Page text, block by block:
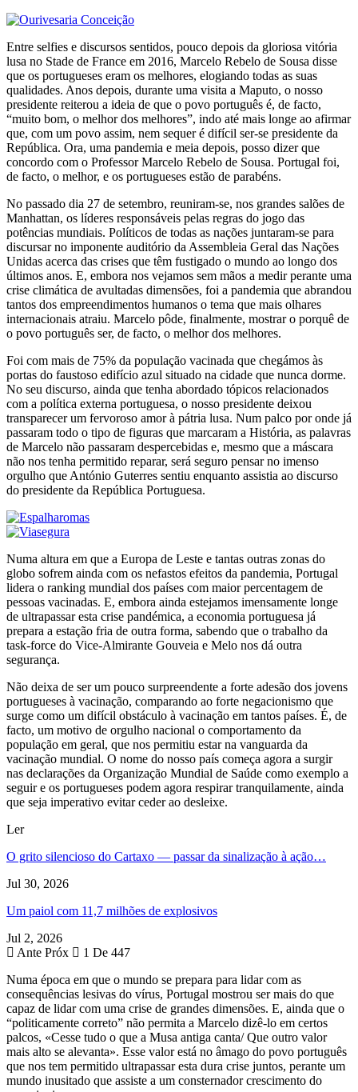
Entre selfies e discursos sentidos, pouco depois da gloriosa vitória
lusa no Stade de France em 2016, Marcelo Rebelo de Sousa disse
que os portugueses eram os melhores, elogiando todas as suas
qualidades. Anos depois, durante uma visita a Maputo, o nosso
presidente reiterou a ideia de que o povo português é, de facto,
“muito bom, o melhor dos melhores”, indo até mais longe ao afirmar
que, com um povo assim, nem sequer é difícil ser-se presidente da
República. Ora, uma pandemia e meia depois, posso dizer que
concordo com o Professor Marcelo Rebelo de Sousa. Portugal foi,
de facto, o melhor, e os portugueses estão de parabéns.
No passado dia 27 de setembro, reuniram-se, nos grandes salões de
Manhattan, os líderes responsáveis pelas regras do jogo das
potências mundiais. Políticos de todas as nações juntaram-se para
discursar no imponente auditório da Assembleia Geral das Nações
Unidas acerca das crises que têm fustigado o mundo ao longo dos
últimos anos. E, embora nos vejamos sem mãos a medir perante uma
crise climática de avultadas dimensões, foi a pandemia que abrandou
tantos dos empreendimentos humanos o tema que mais olhares
internacionais atraiu. Marcelo pôde, finalmente, mostrar o porquê de
o povo português ser, de facto, o melhor dos melhores.
Foi com mais de 75% da população vacinada que chegámos às
portas do faustoso edifício azul situado na cidade que nunca dorme.
No seu discurso, ainda que tenha abordado tópicos relacionados
com a política externa portuguesa, o nosso presidente deixou
transparecer um fervoroso amor à pátria lusa. Num palco por onde já
passaram todo o tipo de figuras que marcaram a História, as palavras
de Marcelo não passaram despercebidas e, mesmo que a máscara
não nos tenha permitido reparar, será seguro pensar no imenso
orgulho que António Guterres sentiu enquanto assistia ao discurso
do presidente da República Portuguesa.
Numa altura em que a Europa de Leste e tantas outras zonas do
globo sofrem ainda com os nefastos efeitos da pandemia, Portugal
lidera o ranking mundial dos países com maior percentagem de
pessoas vacinadas. E, embora ainda estejamos imensamente longe
de ultrapassar esta crise pandémica, a economia portuguesa já
prepara a estação fria de outra forma, sabendo que o trabalho da
task-force do Vice-Almirante Gouveia e Melo nos dá outra
segurança.
Não deixa de ser um pouco surpreendente a forte adesão dos jovens
portugueses à vacinação, comparando ao forte negacionismo que
surge como um difícil obstáculo à vacinação em tantos países. É, de
facto, um motivo de orgulho nacional o comportamento da
população em geral, que nos permitiu estar na vanguarda da
vacinação mundial. O nome do nosso país começa agora a surgir
nas declarações da Organização Mundial de Saúde como exemplo a
seguir e os portugueses podem agora respirar tranquilamente, ainda
que seja imperativo evitar ceder ao desleixe.
Ler
O grito silencioso do Cartaxo — passar da sinalização à ação…
Jul 30, 2026
Um paiol com 11,7 milhões de explosivos
Jul 2, 2026
Ante Próx
1 De 447
Numa época em que o mundo se prepara para lidar com as
consequências lesivas do vírus, Portugal mostrou ser mais do que
capaz de lidar com uma crise de grandes dimensões. E, ainda que o
“politicamente correto” não permita a Marcelo dizê-lo em certos
palcos, «Cesse tudo o que a Musa antiga canta/ Que outro valor
mais alto se alevanta». Esse valor está no âmago do povo português
que nos tem permitido ultrapassar esta dura crise juntos, perante um
mundo inusitado que assiste a um consternador crescimento do